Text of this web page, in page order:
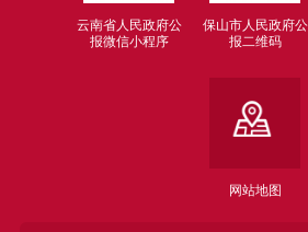
云南省人民政府公
报微信小程序
保山市人民政府公
报二维码
网站地图